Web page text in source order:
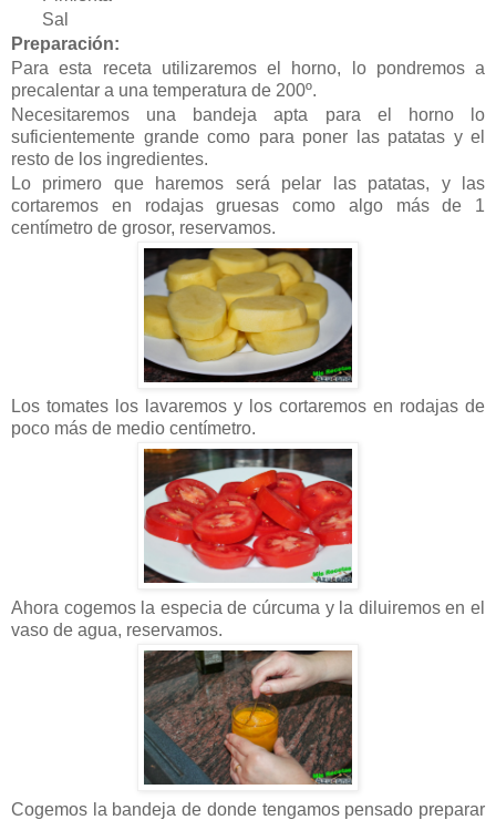
Sal
Preparación:
Para esta receta utilizaremos el horno, lo pondremos a
precalentar a una temperatura de 200º.
Necesitaremos una bandeja apta para el horno lo
suficientemente grande como para poner las patatas y el
resto de los ingredientes.
Lo primero que haremos será pelar las patatas, y las
cortaremos en rodajas gruesas como algo más de 1
centímetro de grosor, reservamos.
Los tomates los lavaremos y los cortaremos en rodajas de
poco más de medio centímetro.
Ahora cogemos la especia de cúrcuma y la diluiremos en el
vaso de agua, reservamos.
Cogemos la bandeja de donde tengamos pensado preparar